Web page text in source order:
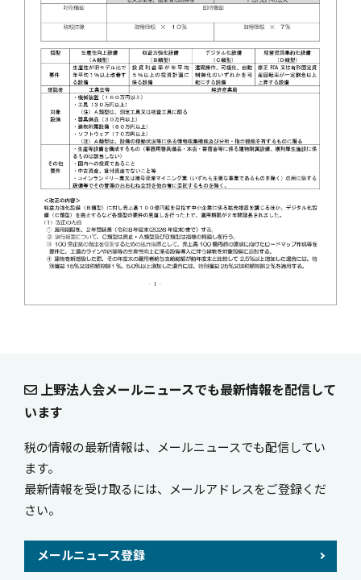
上野法人会メールニュースでも最新情報を配信して
います
税の情報の最新情報は、メールニュースでも配信してい
ます。
最新情報を受け取るには、メールアドレスをご登録くだ
さい。
メールニュース登録